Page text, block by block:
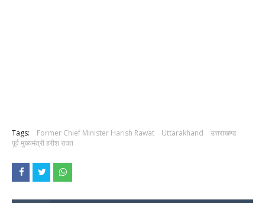
Tags: Former Chief Minister Harish Rawat Uttarakhand
उत्तराखण्ड
पूर्व मुख्यमंत्री हरीश रावत